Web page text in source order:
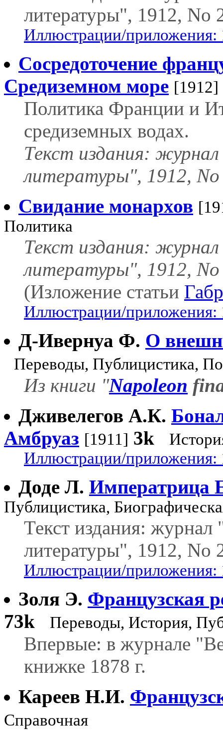
литературы", 1912, No
Иллюстрации/приложения:
Сосредоточение
Средиземном море [1912]
Политика Франции и
средиземных водах.
Текст издания:
литературы", 1912,
Свидание монархов
Политика
Текст издания:
литературы", 1912,
(Изложение статьи
Иллюстрации/приложения:
Д-Ивернуа Ф. О
Переводы, Публицистика,
Из книги "Napoleon
Дживелегов А.К.
Амбруаз [1911] 3k
Иллюстрации/приложения:
Доде Л. Императрица
Публицистика,
Текст издания:
литературы", 1912, No
Иллюстрации/приложения:
Золя Э. Французская
73k
Переводы, История,
Впервые: в журнале
книжке 1878 г.
Кареев Н.И.
Справочная